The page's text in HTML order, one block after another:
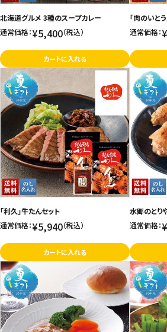
日用品
セール
フードロス
ペット用品
SHOP GUIDE
ご利用ガイド
お問い合わせ
特定商取引法表示について
プライバシーポリシー
利用規約
会社概要
北海道グルメ 3種のスープカレー
通常価格：¥5,400（税込）
カートに入れる
「肉のいと
通常価格：
「利久」牛たんセット
通常価格：¥5,940（税込）
カートに入れる
水郷のとり
通常価格：